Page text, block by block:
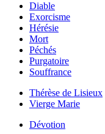
Diable
Exorcisme
Hérésie
Mort
Péchés
Purgatoire
Souffrance
Thérèse de Lisieux
Vierge Marie
Dévotion